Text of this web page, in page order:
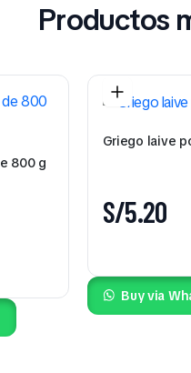
Productos
800 g
Griego laive
S/5.20
Buy via